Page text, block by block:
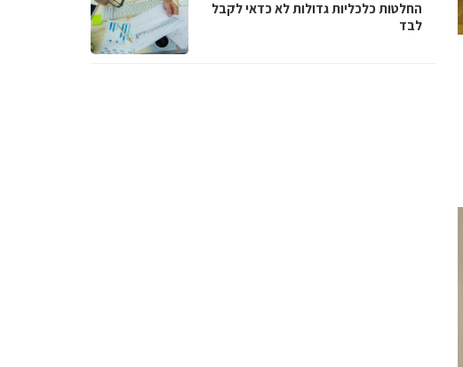
החלטות כלכליות גדולות לא כדאי לקבל
לבד